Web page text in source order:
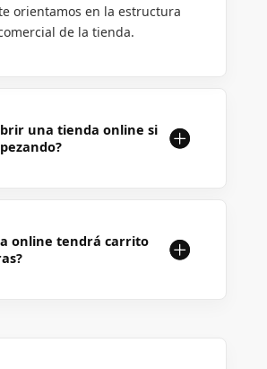
orientamos en la estructura
de la tienda.
una tienda online si
online tendrá carrito